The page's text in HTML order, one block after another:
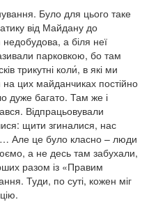
Було для цього таке
від Майдану до
а біля неї
парковкою, бо там
трикутні коли́, в які ми
цих майданчиках постійно
дуже багато. Там же і
Відпрацьовували
щити згиналися, нас
Але це було класно – люди
а не десь там забухали,
разом із «Правим
Туди, по суті, кожен міг